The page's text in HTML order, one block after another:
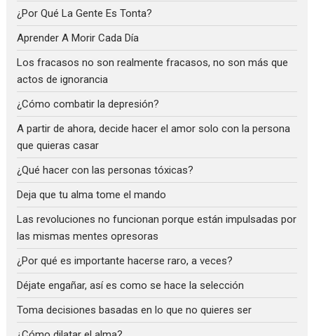
¿Por Qué La Gente Es Tonta?
Aprender A Morir Cada Día
Los fracasos no son realmente fracasos, no son más que
actos de ignorancia
¿Cómo combatir la depresión?
A partir de ahora, decide hacer el amor solo con la persona
que quieras casar
¿Qué hacer con las personas tóxicas?
Deja que tu alma tome el mando
Las revoluciones no funcionan porque están impulsadas por
las mismas mentes opresoras
¿Por qué es importante hacerse raro, a veces?
Déjate engañar, así es como se hace la selección
Toma decisiones basadas en lo que no quieres ser